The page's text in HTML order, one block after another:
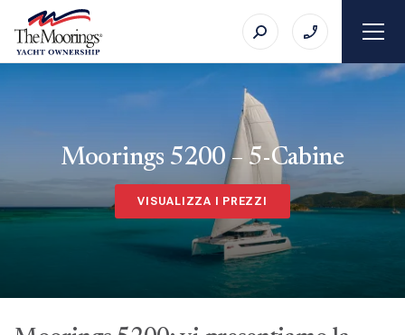
Moorings 5200 – 5-Cabine
VISUALIZZA I PREZZI